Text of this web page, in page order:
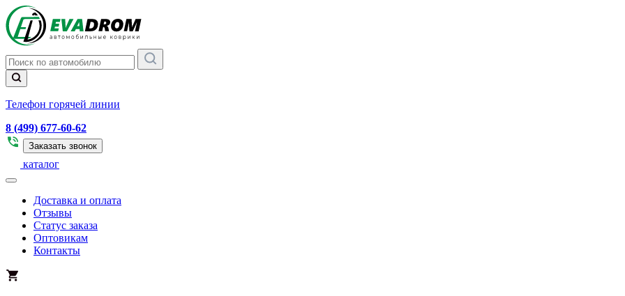
Телефон горячей линии
8 (499) 677-60-62
Заказать звонок
каталог
Доставка и оплата
Отзывы
Статус заказа
Оптовикам
Контакты